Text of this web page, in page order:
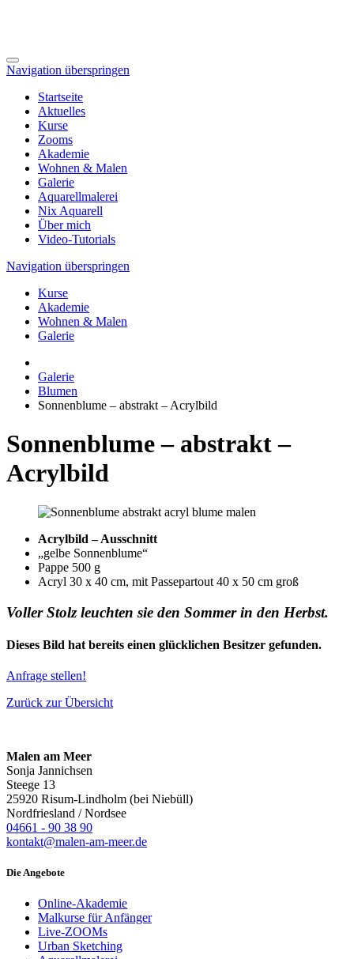
Navigation überspringen
Startseite
Aktuelles
Kurse
Zooms
Akademie
Wohnen & Malen
Galerie
Aquarellmalerei
Nix Aquarell
Über mich
Video-Tutorials
Navigation überspringen
Kurse
Akademie
Wohnen & Malen
Galerie
Galerie
Blumen
Sonnenblume – abstrakt – Acrylbild
Sonnenblume – abstrakt –
Acrylbild
Acrylbild – Ausschnitt
„gelbe Sonnenblume“
Pappe 500 g
Acryl 30 x 40 cm, mit Passepartout 40 x 50 cm groß
Voller Stolz leuchten sie den Sommer in den Herbst.
Dieses Bild hat bereits einen glücklichen Besitzer gefunden.
Anfrage stellen!
Zurück zur Übersicht
Malen am Meer
Sonja Jannichsen
Steege 13
25920 Risum-Lindholm (bei Niebüll)
Nordfriesland / Nordsee
04661 - 90 38 90
kontakt@malen-am-meer.de
Die Angebote
Online-Akademie
Malkurse für Anfänger
Live-ZOOMs
Urban Sketching